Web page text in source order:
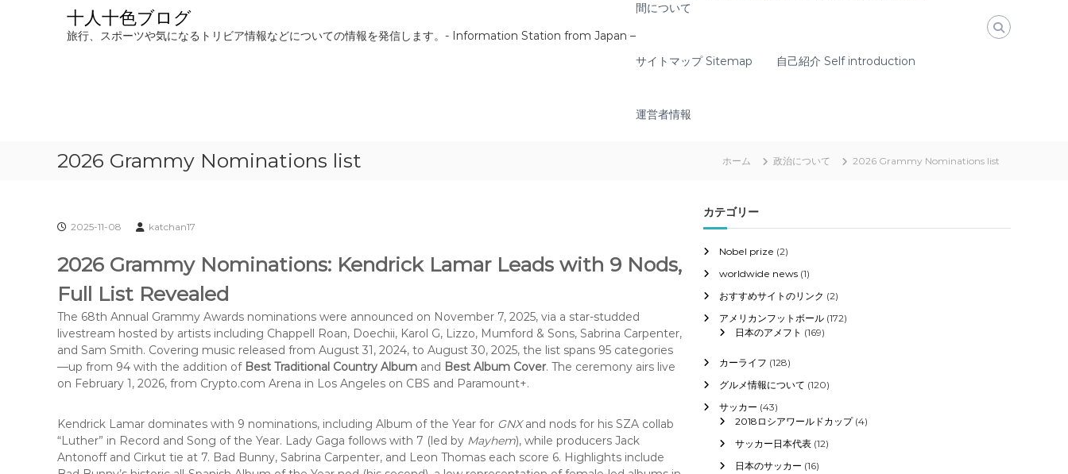
十人十色ブログ
旅行、スポーツや気になるトリビア情報などについての情報を発信します。- Information Station from Japan –
間について
サイトマップ Sitemap 自己紹介 Self introduction
運営者情報
2026 Grammy Nominations list ホーム 政治について 2026 Grammy Nominations list
2025-11-08 katchan17
2026 Grammy Nominations: Kendrick Lamar Leads with 9 Nods,
Full List Revealed
The 68th Annual Grammy Awards nominations were announced on November 7, 2025, via a star-studded
livestream hosted by artists including Chappell Roan, Doechii, Karol G, Lizzo, Mumford & Sons, Sabrina Carpenter,
and Sam Smith. Covering music released from August 31, 2024, to August 30, 2025, the list spans 95 categories
—up from 94 with the addition of Best Traditional Country Album and Best Album Cover. The ceremony airs live
on February 1, 2026, from Crypto.com Arena in Los Angeles on CBS and Paramount+.
Kendrick Lamar dominates with 9 nominations, including Album of the Year for GNXand nods for his SZA collab
“Luther” in Record and Song of the Year. Lady Gaga follows with 7 (led by Mayhem), while producers Jack
Antonoff and Cirkut tie at 7. Bad Bunny, Sabrina Carpenter, and Leon Thomas each score 6. Highlights include
カテゴリー
Nobel prize (2)
worldwide news (1)
おすすめサイトのリンク (2)
アメリカンフットボール (172)
日本のアメフト (169)
カーライフ (128)
グルメ情報について (120)
サッカー (43)
2018ロシアワールドカップ(4)
サッカー日本代表 (12)
日本のサッカー (16)